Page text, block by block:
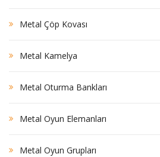
Metal Çöp Kovası
Metal Kamelya
Metal Oturma Bankları
Metal Oyun Elemanları
Metal Oyun Grupları